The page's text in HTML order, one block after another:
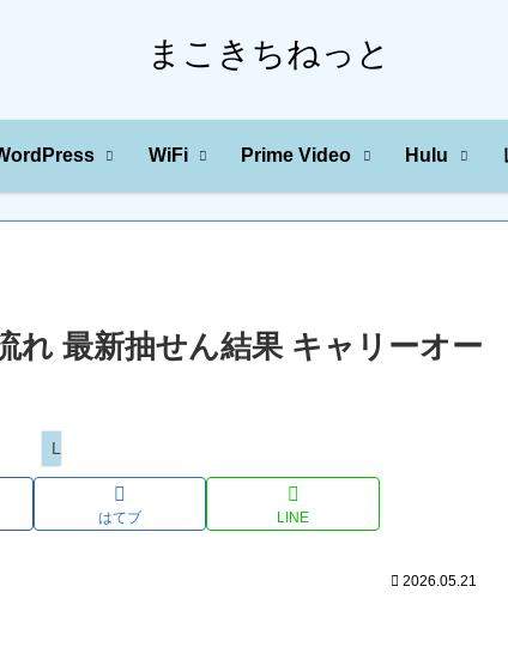
まこきちねっと
WiFi Prime Video Hulu
れ 最新抽せん結果 キャリーオー
Loto
はてブ LINE
2026.05.21